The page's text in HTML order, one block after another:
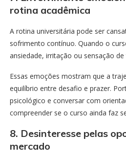
rotina acadêmica
A rotina universitária pode ser
sofrimento contínuo. Quando o
ansiedade, irritação ou sensação
Essas emoções mostram que a
equilíbrio entre desafio e prazer.
psicológico e conversar com
compreender se o curso ainda faz
8. Desinteresse pelas
mercado